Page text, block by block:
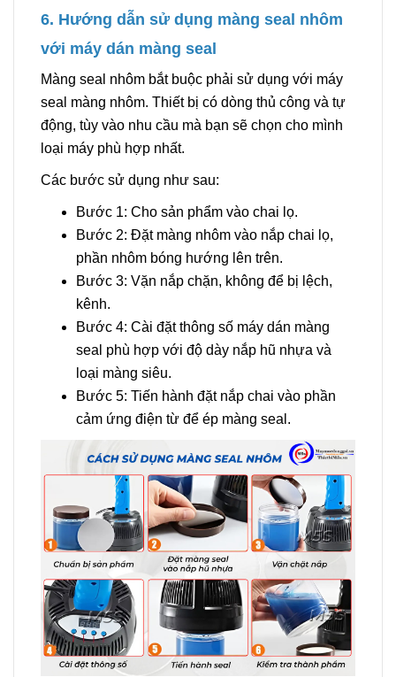
6. Hướng dẫn sử dụng màng seal nhôm
với máy dán màng seal
Màng seal nhôm bắt buộc phải sử dụng với máy
seal màng nhôm. Thiết bị có dòng thủ công và tự
động, tùy vào nhu cầu mà bạn sẽ chọn cho mình
loại máy phù hợp nhất.
Các bước sử dụng như sau:
Bước 1: Cho sản phẩm vào chai lọ.
Bước 2: Đặt màng nhôm vào nắp chai lọ,
phần nhôm bóng hướng lên trên.
Bước 3: Vặn nắp chặn, không để bị lệch,
kênh.
Bước 4: Cài đặt thông số máy dán màng
seal phù hợp với độ dày nắp hũ nhựa và
loại màng siêu.
Bước 5: Tiến hành đặt nắp chai vào phần
cảm ứng điện từ để ép màng seal.